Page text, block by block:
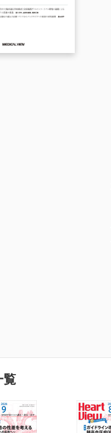
覧